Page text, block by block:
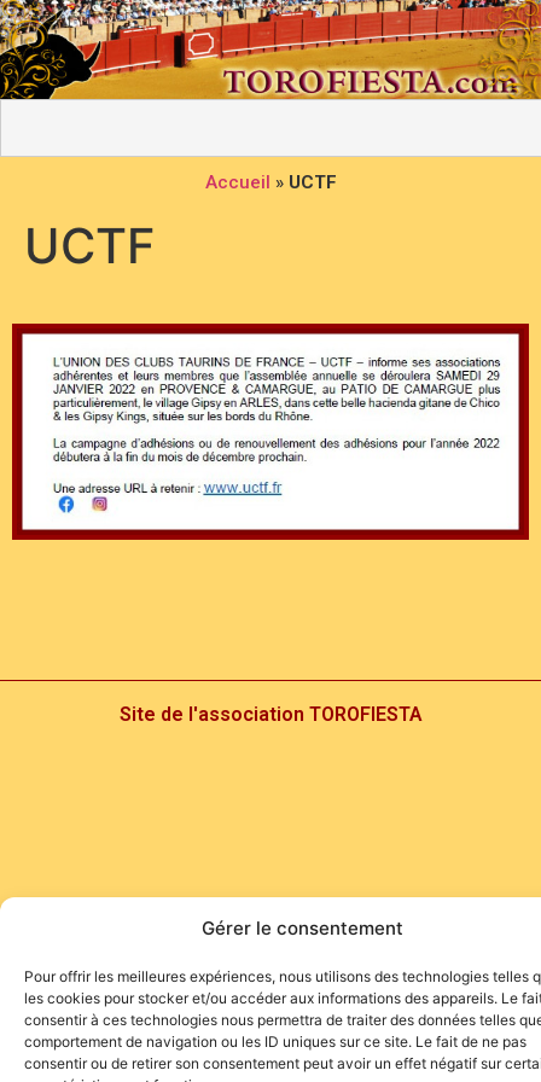
Gérer le consentement
Pour offrir les meilleures expériences, nous utilisons des technologies telles
les cookies pour stocker et/ou accéder aux informations des appareils. Le
consentir à ces technologies nous permettra de traiter des données telles
comportement de navigation ou les ID uniques sur ce site. Le fait de ne pas
consentir ou de retirer son consentement peut avoir un effet négatif sur
Accueil » UCTF
UCTF
Site de l'association TOROFIESTA